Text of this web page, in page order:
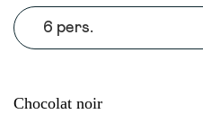
6 pers.
Chocolat noir